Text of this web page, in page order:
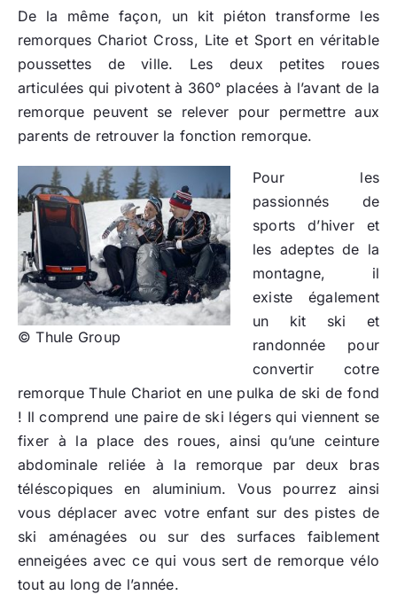
De la même façon, un kit piéton transforme les
remorques Chariot Cross, Lite et Sport en véritable
poussettes de ville. Les deux petites roues
articulées qui pivotent à 360° placées à l’avant de la
remorque peuvent se relever pour permettre aux
parents de retrouver la fonction remorque.
© Thule Group
Pour les
passionnés de
sports d’hiver et
les adeptes de la
montagne, il
existe également
un kit ski et
randonnée pour
convertir cotre
remorque Thule Chariot en une pulka de ski de fond
! Il comprend une paire de ski légers qui viennent se
fixer à la place des roues, ainsi qu’une ceinture
abdominale reliée à la remorque par deux bras
téléscopiques en aluminium. Vous pourrez ainsi
vous déplacer avec votre enfant sur des pistes de
ski aménagées ou sur des surfaces faiblement
enneigées avec ce qui vous sert de remorque vélo
tout au long de l’année.